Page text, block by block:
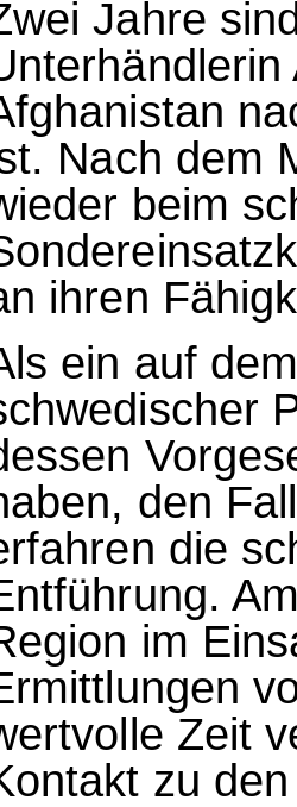
Jahre
Nach dem
beim
ihren
ein auf
den
die
im
Zeit
zu